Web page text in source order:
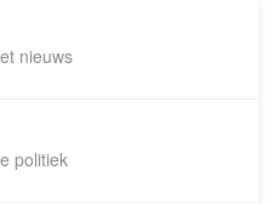
nieuws
politiek